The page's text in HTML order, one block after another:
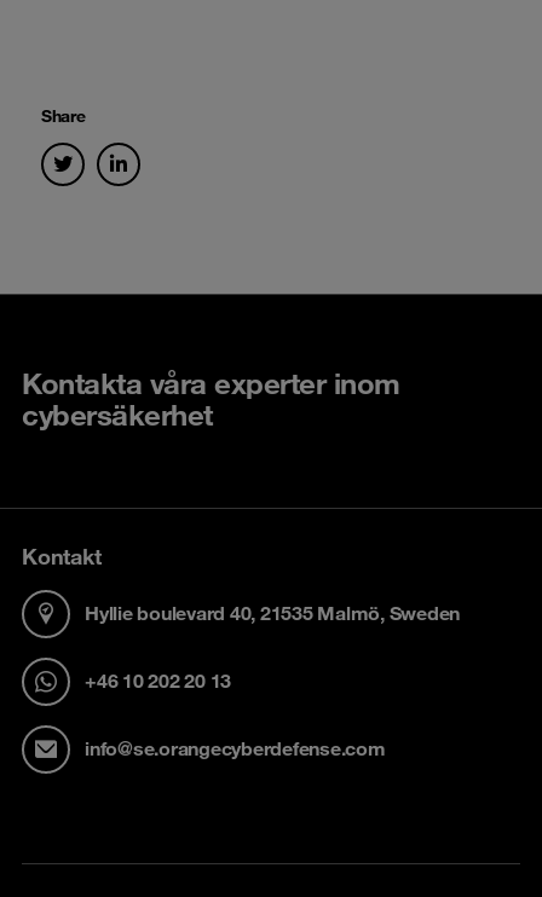
Share
Kontakta våra experter inom
cybersäkerhet
Kontakt
Hyllie boulevard 40, 21535 Malmö, Sweden
+46 10 202 20 13
info@se.orangecyberdefense.com